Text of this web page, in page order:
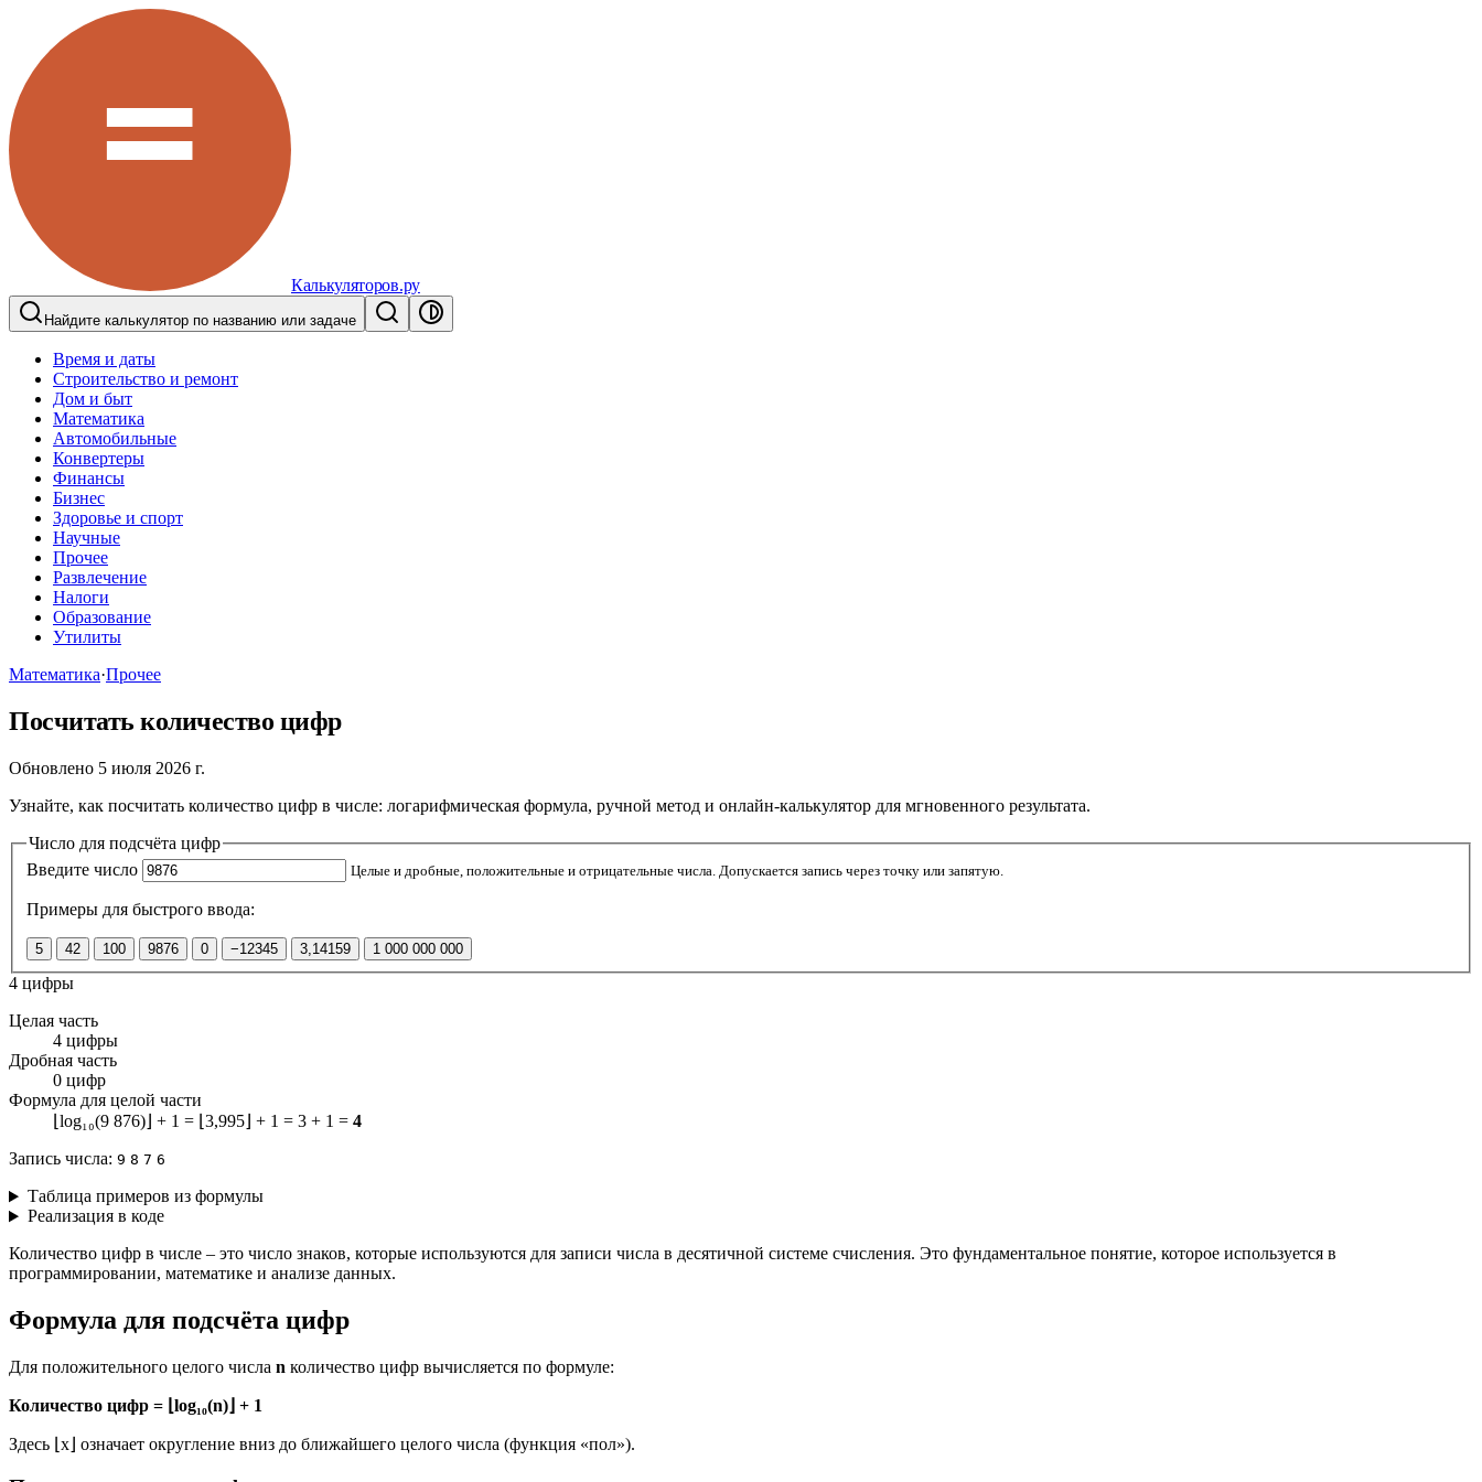
Калькуляторов.ру
Найдите калькулятор по названию или задаче
Время и даты
Строительство и ремонт
Дом и быт
Математика
Автомобильные
Конвертеры
Финансы
Бизнес
Здоровье и спорт
Научные
Прочее
Развлечение
Налоги
Образование
Утилиты
Математика·Прочее
Посчитать количество цифр
Обновлено 5 июля 2026 г.
Узнайте, как посчитать количество цифр в числе: логарифмическая формула, ручной метод и онлайн-калькулятор для мгновенного результата.
Число для подсчёта цифр
Введите число
Целые и дробные, положительные и отрицательные числа. Допускается запись через точку или запятую.
Примеры для быстрого ввода:
5 42 100 9876 0 −12345 3,14159 1 000 000 000
4 цифры
Целая часть
4 цифры
Дробная часть
0 цифр
Формула для целой части
⌊log₁₀(9 876)⌋ + 1 = ⌊3,995⌋ + 1 = 3 + 1 = 4
Запись числа: 9 8 7 6
Таблица примеров из формулы
Реализация в коде
Количество цифр в числе – это число знаков, которые используются для записи числа в десятичной системе счисления. Это фундаментальное понятие, которое используется в
программировании, математике и анализе данных.
Формула для подсчёта цифр
Для положительного целого числа n количество цифр вычисляется по формуле:
Количество цифр = ⌊log₁₀(n)⌋ + 1
Здесь ⌊x⌋ означает округление вниз до ближайшего целого числа (функция «пол»).